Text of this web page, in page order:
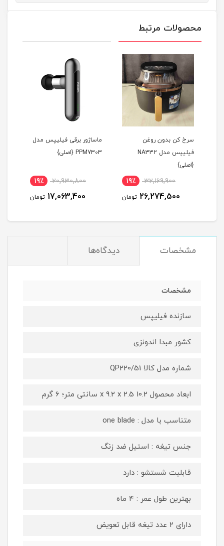
محصولات مرتبط
سرخ کن بدون روغن
فیلیپس مدل NA332
{اصلی}
32,169,900 19٪
26,274,500 تومان
ماساژور برقی فیلیپس مدل
PPM7303 {اصلی}
20,930,800 19٪
17,063,400 تومان
مشخصات دیدگاه‌ها
مشخصات
سازنده فیلیپس
کشور مبدا اندونزی
شماره مدل کالا QP220/51
ابعاد محصول 10.2 x 9.2 x 2.5 سانتی متر؛ 6 گرم
متناسب با مدل : one blade
جنس تیغه : استیل ضد زنگ
قابلیت شستشو : دارد
بهترین طول عمر : ۴ ماه
دارای ۲ عدد تیغه قابل تعویض